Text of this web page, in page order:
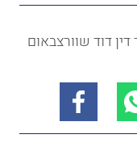
דוד שוורצבאום